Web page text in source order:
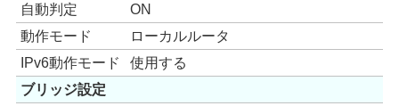
自動判定
ON
動作モード
ローカルルータ
IPv6動作モード
使用する
ブリッジ設定